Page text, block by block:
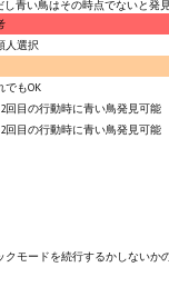
青い鳥はその時点でないと発
人選択
でもOK
回目の行動時に青い鳥発見可能
回目の行動時に青い鳥発見可能
クモードを続行するかしないか